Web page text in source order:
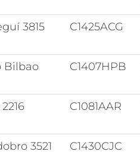
3815 C1425ACG
Bilbao
C1407HPB
C1081AAR
3521 C1430CJC